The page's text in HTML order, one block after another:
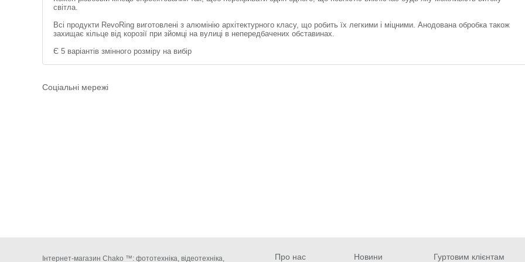
світла.
Всі продукти RevoRing виготовлені з алюмінію архітектурного класу, що робить їх легкими і міцними. Анодована обробка також
захищає кільце від корозії при зйомці на вулиці в непередбачених обставинах.
Є 5 варіантів змінного розміру на вибір
Соціальні мережі
Інтернет-магазин Chako ™: фототехніка, відеотехніка, Про нас Новини Гуртовим клієнтам